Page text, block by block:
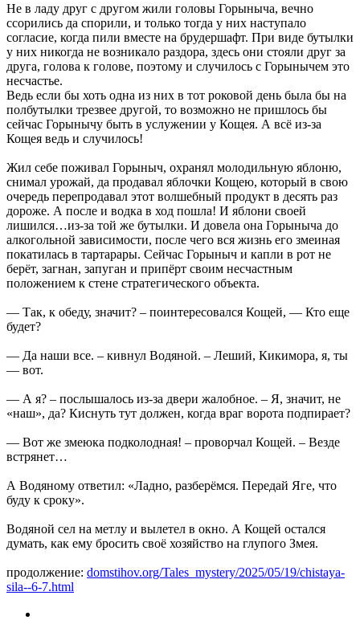
Не в ладу друг с другом жили головы Горыныча, вечно
ссорились да спорили, и только тогда у них наступало
согласие, когда пили вместе на брудершафт. При виде бутылки
у них никогда не возникало раздора, здесь они стояли друг за
друга, голова к голове, поэтому и случилось с Горынычем это
несчастье.
Ведь если бы хоть одна из них в тот роковой день была бы на
полбутылки трезвее другой, то возможно не пришлось бы
сейчас Горынычу быть в услужении у Кощея. А всё из-за
Кощея ведь и случилось!
Жил себе поживал Горыныч, охранял молодильную яблоню,
снимал урожай, да продавал яблочки Кощею, который в свою
очередь перепродавал этот волшебный продукт в десять раз
дороже. А после и водка в ход пошла! И яблони своей
лишился…из-за той же бутылки. И довела она Горыныча до
алкогольной зависимости, после чего вся жизнь его змеиная
покатилась в тартарары. Сейчас Горыныч и капли в рот не
берёт, загнан, запуган и припёрт своим несчастным
положением к стене стратегического объекта.
— Так, к обеду, значит? – поинтересовался Кощей, — Кто еще
будет?
— Да наши все. – кивнул Водяной. – Леший, Кикимора, я, ты
— вот.
— А я? – послышалось из-за двери жалобное. – Я, значит, не
«наш», да? Киснуть тут должен, когда враг ворота подпирает?
— Вот же змеюка подколодная! – проворчал Кощей. – Везде
встрянет…
А Водяному ответил: «Ладно, разберёмся. Передай Яге, что
буду к сроку».
Водяной сел на метлу и вылетел в окно. А Кощей остался
думать, как ему бросить своё хозяйство на глупого Змея.
продолжение: domstihov.org/Tales_mystery/2025/05/19/chistaya-
sila--6-7.html